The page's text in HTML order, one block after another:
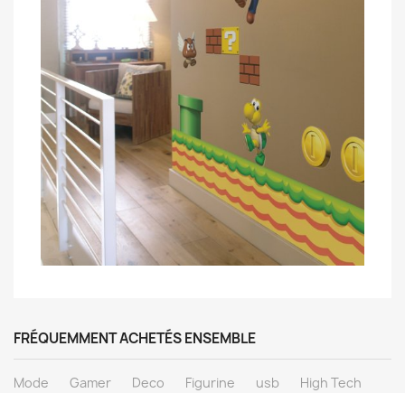
FRÉQUEMMENT ACHETÉS ENSEMBLE
Mode Gamer Deco Figurine usb
High Tech